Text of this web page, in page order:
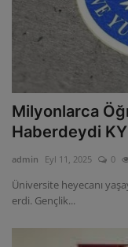
Milyonlarca
Haberdeydi
admin Eyl 11, 2025 0
Üniversite heyecanı
erdi. Gençlik...